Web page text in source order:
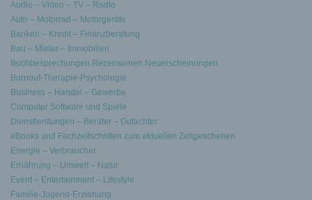
Audio – Video – TV – Radio
Auto – Motorrad – Motorgeräte
Banken – Kredit – Finanzberatung
Bau – Mieter – Immobilien
Buchbesprechungen Rezensionen Neuerscheinungen
Burnout-Therapie-Psychologie
Business – Handel – Gewerbe
Computer Software und Spiele
Dienstleistungen – Berater – Gutachter
eBooks und Fachzeitschriften zum aktuellen Zeitgeschehen
Energie – Verbraucher
Ernährung – Umwelt – Natur
Event – Entertainment – Lifestyle
Familie-Jugend-Erziehung